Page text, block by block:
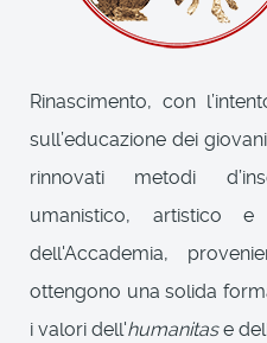
Rinascimento, con
sull’educazione dei
rinnovati metodi
umanistico, artistico
dell'Accademia,
ottengono una solida
i valori dell'humanitase